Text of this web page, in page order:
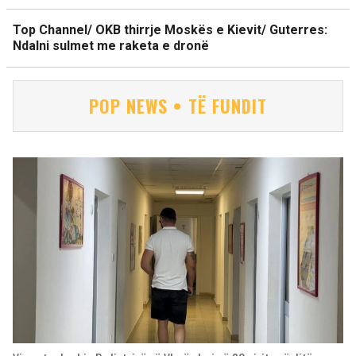
Top Channel/ OKB thirrje Moskës e Kievit/ Guterres:
Ndalni sulmet me raketa e dronë
POP NEWS • TË FUNDIT